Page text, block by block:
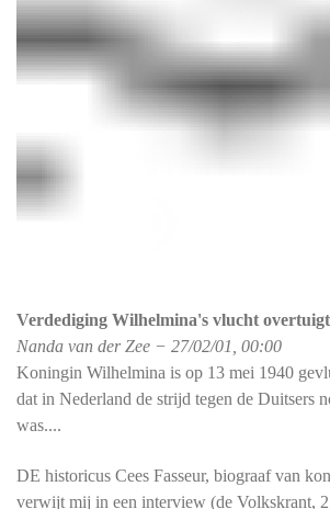
Verdediging Wilhelmina's vlucht
Nanda van der Zee − 27/02/01, 00:00
Koningin Wilhelmina is op 13 mei 1940
dat in Nederland de strijd tegen de Duitsers
was....
DE historicus Cees Fasseur, biograaf van
verwijt mij in een interview (de Volkskrant,